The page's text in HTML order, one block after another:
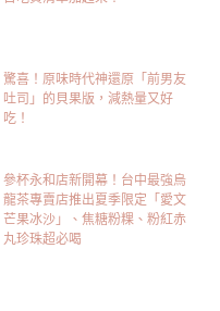
驚喜！原味時代神還原「前男友
吐司」的貝果版，減熱量又好
吃！
參杯永和店新開幕！台中最強烏
龍茶專賣店推出夏季限定「愛文
芒果冰沙」、焦糖粉粿、粉紅赤
丸珍珠超必喝